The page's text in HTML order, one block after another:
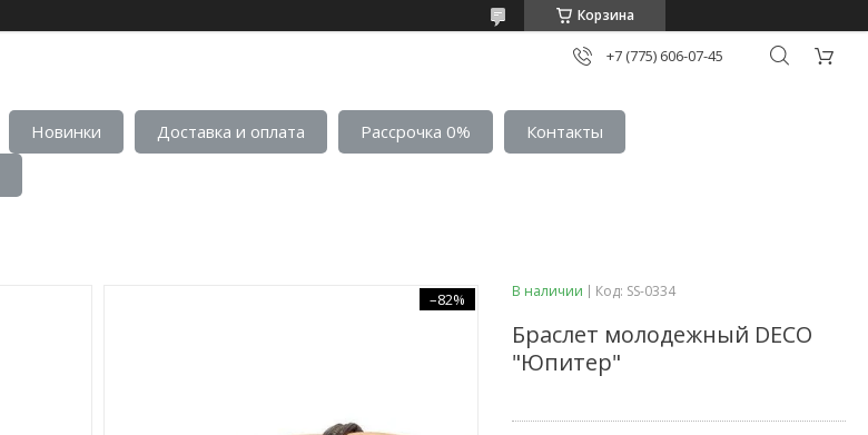
Корзина
+7 (775) 606-07-45
Новинки Доставка и оплата Рассрочка 0%
Контакты
–82% В наличии Код: SS-0334
Браслет молодежный DECO
"Юпитер"